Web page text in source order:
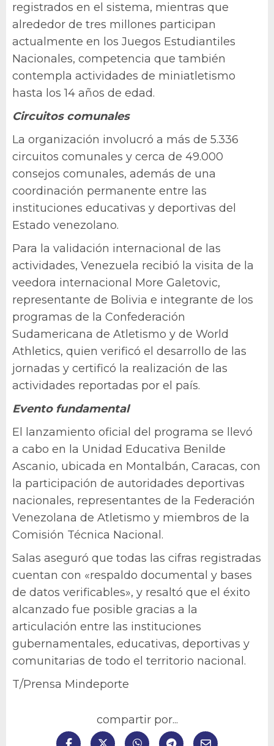
registrados en el sistema, mientras que
alrededor de tres millones participan
actualmente en los Juegos Estudiantiles
Nacionales, competencia que también
contempla actividades de miniatletismo
hasta los 14 años de edad.
Circuitos comunales
La organización involucró a más de 5.336
circuitos comunales y cerca de 49.000
consejos comunales, además de una
coordinación permanente entre las
instituciones educativas y deportivas del
Estado venezolano.
Para la validación internacional de las
actividades, Venezuela recibió la visita de la
veedora internacional More Galetovic,
representante de Bolivia e integrante de los
programas de la Confederación
Sudamericana de Atletismo y de World
Athletics, quien verificó el desarrollo de las
jornadas y certificó la realización de las
actividades reportadas por el país.
Evento fundamental
El lanzamiento oficial del programa se llevó
a cabo en la Unidad Educativa Benilde
Ascanio, ubicada en Montalbán, Caracas, con
la participación de autoridades deportivas
nacionales, representantes de la Federación
Venezolana de Atletismo y miembros de la
Comisión Técnica Nacional.
Salas aseguró que todas las cifras registradas
cuentan con «respaldo documental y bases
de datos verificables», y resaltó que el éxito
alcanzado fue posible gracias a la
articulación entre las instituciones
gubernamentales, educativas, deportivas y
comunitarias de todo el territorio nacional.
T/Prensa Mindeporte
compartir por...